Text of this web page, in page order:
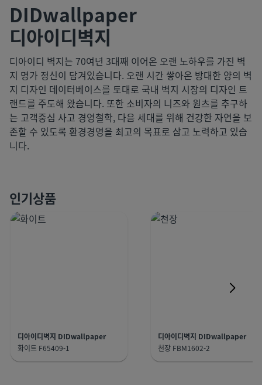
DIDwallpaper
디아이디벽지
디아이디 벽지는 70여년 3대째 이어온 오랜 노하우를 가진 벽
지 명가 정신이 담겨있습니다. 오랜 시간 쌓아온 방대한 양의 벽
지 디자인 데이터베이스를 토대로 국내 벽지 시장의 디자인 트
랜드를 주도해 왔습니다. 또한 소비자의 니즈와 원츠를 추구하
는 고객중심 사고 경영철학, 다음 세대를 위해 건강한 자연을 보
존할 수 있도록 환경경영을 최고의 목표로 삼고 노력하고 있습
니다.
인기상품
디아이디벽지 DIDwallpaper
화이트 F65409-1
디아이디벽지 DIDwallpaper
천장 FBM1602-2